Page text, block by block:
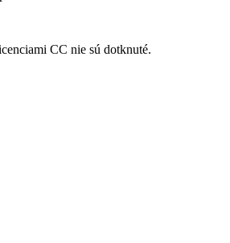
CC nie sú dotknuté.